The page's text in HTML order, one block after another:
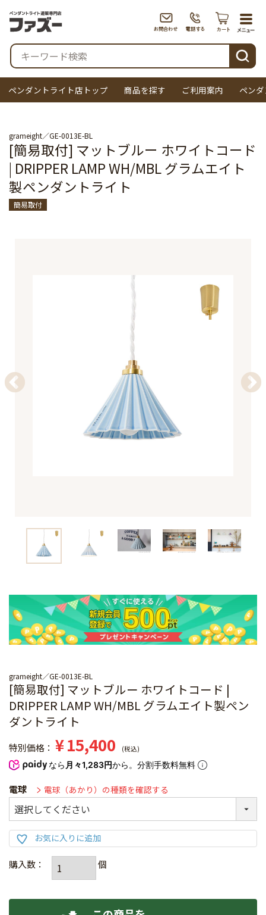
検索
ペンダントライト店トップ 商品を探す ご利用案内 ペン
grameight GE-0013E-BL
[簡易取付] マットブルー ホワイトコード
| DRIPPER LAMP WH/MBL グラムエイト
製ペンダントライト
簡易取付
grameight GE-0013E-BL
[簡易取付] マットブルー ホワイトコード |
DRIPPER LAMP WH/MBL グラムエイト製ペン
ダントライト
特別価格 ¥15,400 税込
なら 月々1,283円から。分割手数料無料
電球 電球（あかり）の種類を確認する